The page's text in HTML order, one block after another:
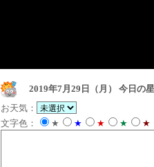
2019年7月29日（月）
今日の
お天気：
文字色：
★ ★ ★ ★ ★